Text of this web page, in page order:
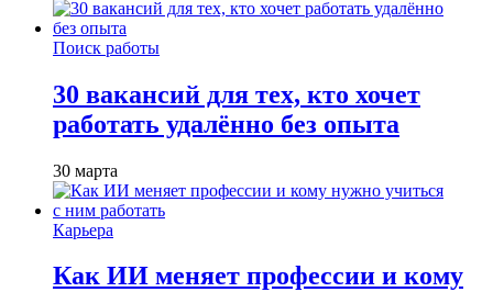
Поиск работы
30 вакансий для тех, кто хочет
работать удалённо без опыта
30 марта
Карьера
Как ИИ меняет профессии и кому